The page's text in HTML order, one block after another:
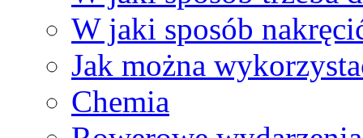
W jaki sposób
Jak można
Chemia